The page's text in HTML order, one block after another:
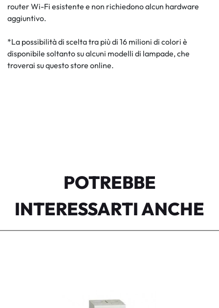
router Wi-Fi esistente e non richiedono alcun hardware
aggiuntivo.
*La possibilità di scelta tra più di 16 milioni di colori è
disponibile soltanto su alcuni modelli di lampade, che
troverai su questo store online.
POTREBBE
INTERESSARTI ANCHE